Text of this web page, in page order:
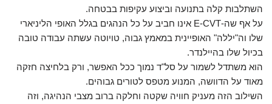
השתלבות קלה בתנועה וביצוע עקיפות בבטחה.
על אף שה-E-CVT אינו חביב על כל הנהגים בגלל האופי הליניארי
שלו וה"יללה" האופיינית במאמץ גבוה, טויוטה עשתה עבודה טובה
בכיול שלו בהיילנדר.
הוא משתדל לשמור על סל"ד נמוך ככל האפשר, ורק בלחיצה חזקה
מאוד על הדוושה, המנוע מטפס לטורים גבוהים.
השילוב הזה מעניק חוויה שקטה וחלקה ברוב מצבי הנהיגה, וזה